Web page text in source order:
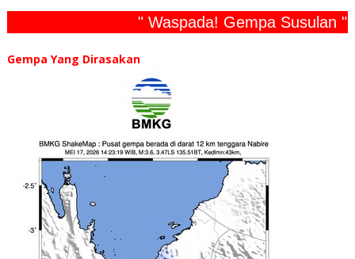
" Waspada! Gempa Susulan "
Gempa Yang Dirasakan